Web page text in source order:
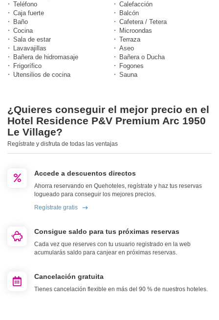
Teléfono
Calefacción
Caja fuerte
Balcón
Baño
Cafetera / Tetera
Cocina
Microondas
Sala de estar
Terraza
Lavavajillas
Aseo
Bañera de hidromasaje
Bañera o Ducha
Frigorífico
Fogones
Utensilios de cocina
Sauna
¿Quieres conseguir el mejor precio en el
Hotel Residence P&V Premium Arc 1950
Le Village?
Regístrate y disfruta de todas las ventajas
Accede a descuentos directos
Ahorra reservando en Quehoteles, regístrate y haz tus reservas
logueado para conseguir los mejores precios.
Regístrate gratis
Consigue saldo para tus próximas reservas
Cada vez que reserves con tu usuario registrado en la web
acumularás saldo para canjear en próximas reservas.
Cancelación gratuita
Tienes cancelación flexible en más del 90 % de nuestros hoteles.